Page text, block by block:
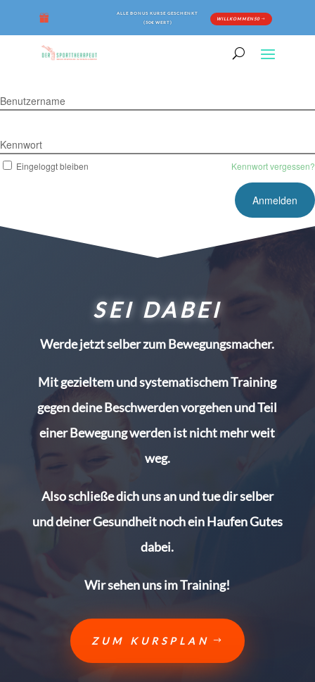
ALLE BONUS KURSE GESCHENKT
(50€ WERT)
WILLKOMMEN50
Benutzername
Kennwort
Eingeloggt bleiben Kennwort vergessen?
SEI DABEI
Werde jetzt selber zum Bewegungsmacher.
Mit gezieltem und systematischem Training
gegen deine Beschwerden vorgehen und Teil
einer Bewegung werden ist nicht mehr weit
weg.
Also schließe dich uns an und tue dir selber
und deiner Gesundheit noch ein Haufen Gutes
dabei.
Wir sehen uns im Training!
ZUM KURSPLAN